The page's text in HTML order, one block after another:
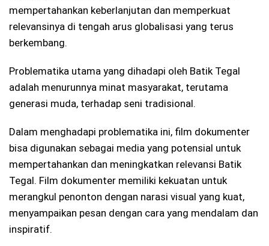
mempertahankan keberlanjutan dan memperkuat
relevansinya di tengah arus globalisasi yang terus
berkembang.
Problematika utama yang dihadapi oleh Batik Tegal
adalah menurunnya minat masyarakat, terutama
generasi muda, terhadap seni tradisional.
Dalam menghadapi problematika ini, film dokumenter
bisa digunakan sebagai media yang potensial untuk
mempertahankan dan meningkatkan relevansi Batik
Tegal. Film dokumenter memiliki kekuatan untuk
merangkul penonton dengan narasi visual yang kuat,
menyampaikan pesan dengan cara yang mendalam dan
inspiratif.